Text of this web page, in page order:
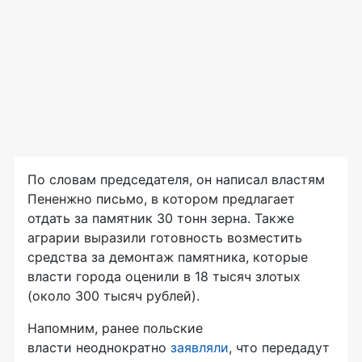
По словам председателя, он написал властям
Пененжно письмо, в котором предлагает
отдать за памятник 30 тонн зерна. Также
аграрии выразили готовность возместить
средства за демонтаж памятника, которые
власти города оценили в 18 тысяч злотых
(около 300 тысяч рублей).
Напомним, ранее польские
власти неоднократно заявляли, что передадут